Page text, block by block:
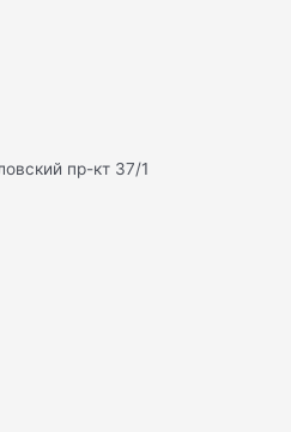
пр-кт 37/1